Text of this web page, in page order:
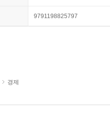
9791198825797
경제